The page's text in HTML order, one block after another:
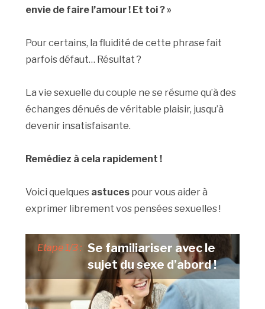
envie de faire l’amour ! Et toi ? »
Pour certains, la fluidité de cette phrase fait
parfois défaut… Résultat ?
La vie sexuelle du couple ne se résume qu’à des
échanges dénués de véritable plaisir, jusqu’à
devenir insatisfaisante.
Remédiez à cela rapidement !
Voici quelques astuces pour vous aider à
exprimer librement vos pensées sexuelles !
Etape 1/3 : Se familiariser avec le
sujet du sexe d’abord !